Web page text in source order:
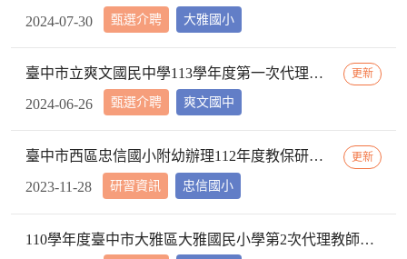
甄選介聘 大雅國小
2024-07-30
甄選介聘
臺中市立爽文國民中學113學年度第一次代理教師甄選簡章(一次公告分次招考) 更新
爽文國中
2024-06-26
研習資訊
臺中市西區忠信國小附幼辦理112年度教保研習─ 「嬰幼用藥安全~就是「藥」你好好的」，請鼓勵貴校(園)教保服務人員踴躍參加 更新
忠信國小
2023-11-28
110學年度臺中市大雅區大雅國民小學第2次代理教師甄選第2次招考結果公告